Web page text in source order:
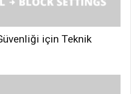
için Teknik